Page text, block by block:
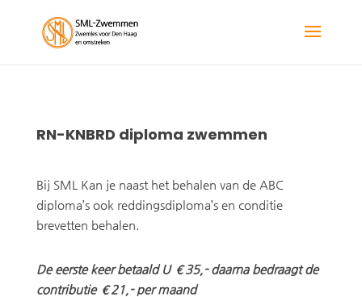
RN-KNBRD diploma zwemmen
Bij SML Kan je naast het behalen van de ABC
diploma’s ook reddingsdiploma’s en conditie
brevetten behalen.
De eerste keer betaald U €35,- daarna bedraagt de
contributie €21,- per maand